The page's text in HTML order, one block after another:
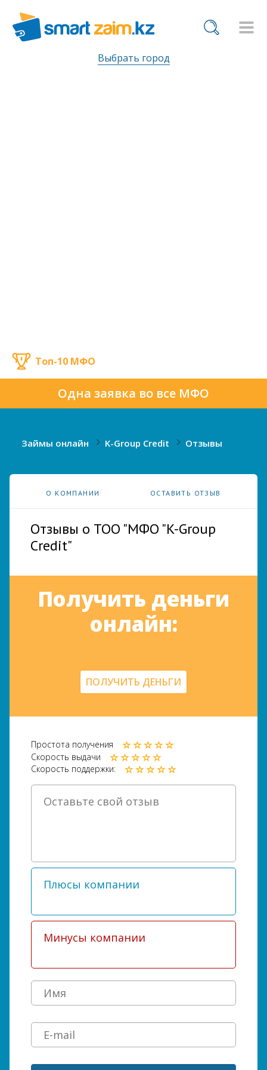
Выбрать город
Одна заявка во все МФО
Топ-10 МФО
Займы онлайн K-Group Credit Отзывы
О КОМПАНИИ ОСТАВИТЬ ОТЗЫВ
Отзывы о ТОО "МФО "K-Group
Credit"
Получить деньги
онлайн:
ПОЛУЧИТЬ ДЕНЬГИ
Простота получения
Скорость выдачи
Скорость поддержки: